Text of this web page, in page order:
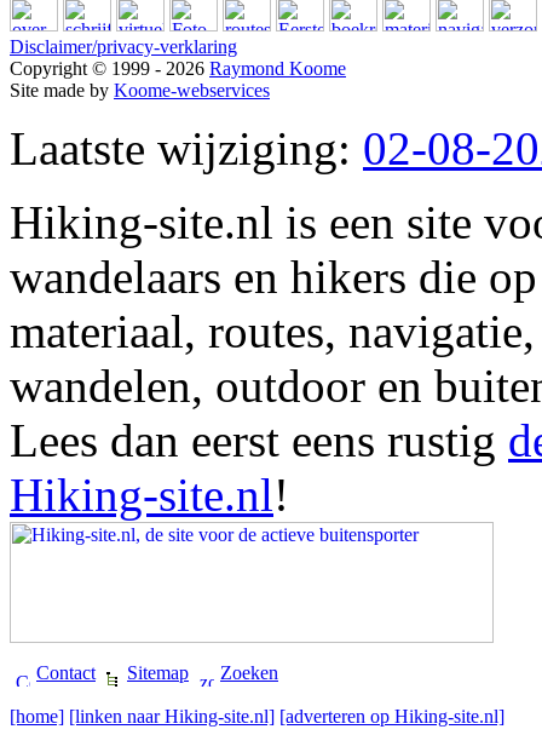
Disclaimer/privacy-verklaring
Copyright © 1999 - 2026 Raymond Koome
Site made by Koome-webservices
Laatste wijziging: 02-08-
Hiking-site.nl is een site
wandelaars en hikers die
materiaal, routes,
wandelen, outdoor en
Lees dan eerst eens rustig
Hiking-site.nl!
Contact Sitemap Zoeken
[home] [linken naar Hiking-site.nl] [adverteren op Hiking-site.nl]